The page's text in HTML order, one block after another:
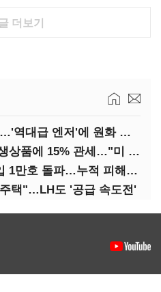
더보기
한 달 새 약 140원 급락…'역대급 엔저'에 원화 변곡점
트럼프, 폴리실리콘 파생상품에 15% 관세…"미 산업 재건"
전세사기 피해주택 매입 1만호 돌파…누적 피해자 4만278명
택"…LH도 '공급 속도전'